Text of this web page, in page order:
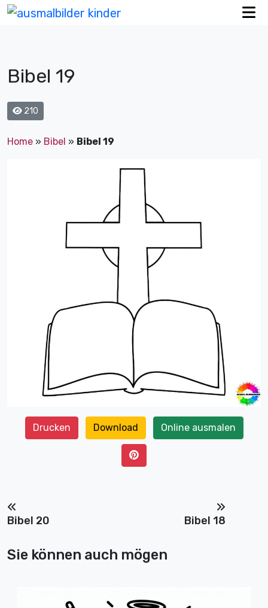
Bibel 19
210
Home » Bibel » Bibel 19
Drucken Download Online ausmalen
Bibel 20 Bibel 18
Sie können auch mögen